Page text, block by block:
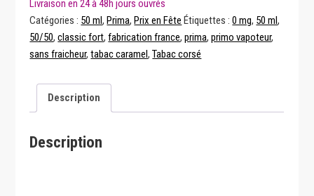
Corsé
50
ml
Catégories : 50 ml,Prima,Prix en Fête Étiquettes :0 mg, 50 ml,
50/50,classic fort,fabrication france,prima,primo vapoteur,
sans fraicheur,tabac caramel,Tabac corsé
Description
Description